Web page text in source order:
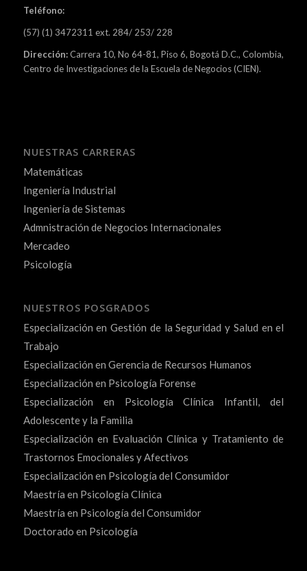
Teléfono:
(57) (1) 3472311 ext. 284/ 253/ 228
Dirección:Carrera 10, No 64-81, Piso 6, Bogotá D.C., Colombia,
Centro de Investigaciones de la Escuela de Negocios (CIEN).
NUESTRAS CARRERAS
Matemáticas
Ingeniería Industrial
Ingeniería de Sistemas
Admnistración de Negocios Internacionales
Mercadeo
Psicología
NUESTROS POSGRADOS
Especialización en Gestión de la Seguridad y Salud en el
Trabajo
Especialización en Gerencia de Recursos Humanos
Especialización en Psicología Forense
Especialización en Psicología Clínica Infantil, del
Adolescente y la Familia
Especialización en Evaluación Clínica y Tratamiento de
Trastornos Emocionales y Afectivos
Especialización en Psicología del Consumidor
Maestría en Psicología Clínica
Maestría en Psicología del Consumidor
Doctorado en Psicología